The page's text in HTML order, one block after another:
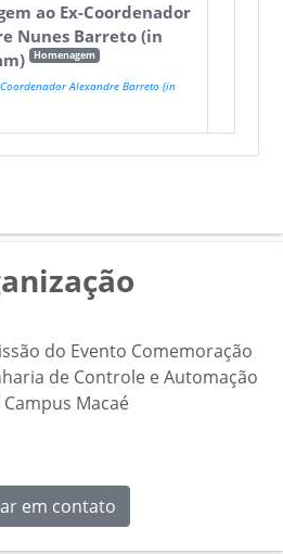
ao Ex-Coordenador
Nunes Barreto (in
Homenagem
Alexandre Barreto (in
do Evento Comemoração
de Controle e Automação
Campus Macaé
em contato